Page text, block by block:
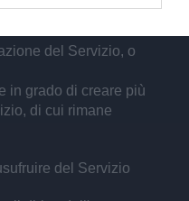
dati ovvero
del Servizio, o
in grado di creare più
di cui rimane
del Servizio